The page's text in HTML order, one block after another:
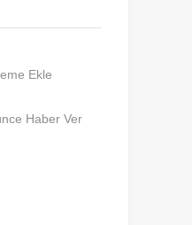
Ekle
Haber Ver